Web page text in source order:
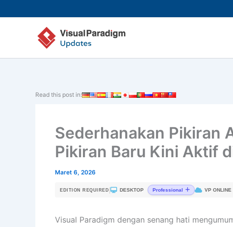
ke
Read this post in:
Sederhanakan Pikiran
Pikiran Baru Kini Aktif
Maret 6, 2026
EDITION REQUIRED DESKTOP Professional VP ONLINE
Visual Paradigm dengan senang hati